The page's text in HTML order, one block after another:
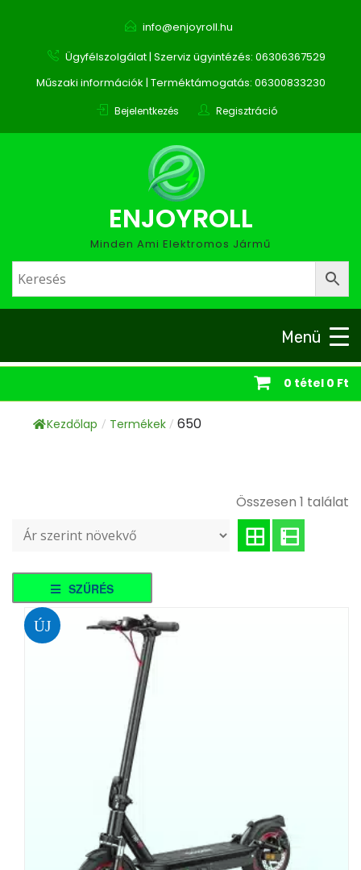
info@enjoyroll.hu
Ügyfélszolgálat | Szerviz ügyintézés: 06306367529
Műszaki információk | Terméktámogatás: 06300833230
Bejelentkezés Regisztráció
ENJOYROLL
Minden Ami Elektromos Jármű
Menü
0 tétel 0 Ft
Kezdőlap / Termékek / 650
Összesen 1 találat
SZŰRÉS
ÚJ